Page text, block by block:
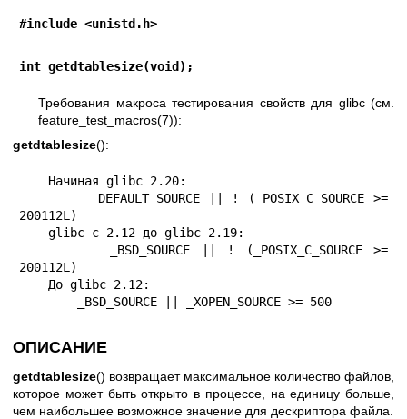
#include <unistd.h>
int getdtablesize(void);
Требования макроса тестирования свойств для glibc (см.
feature_test_macros(7)):
getdtablesize():
200112L)
200112L)
        _BSD_SOURCE || _XOPEN_SOURCE >= 500
ОПИСАНИЕ
getdtablesize() возвращает максимальное количество файлов,
которое может быть открыто в процессе, на единицу больше,
чем наибольшее возможное значение для дескриптора файла.